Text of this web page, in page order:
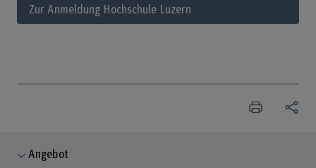
Zur Anmeldung Hochschule Luzern
Angebot